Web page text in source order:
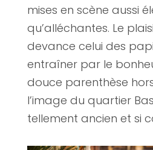
mises en scène aussi
qu’alléchantes. Le
devance celui des
entraîner par le
douce parenthèse
l’image du quartier
tellement ancien et si